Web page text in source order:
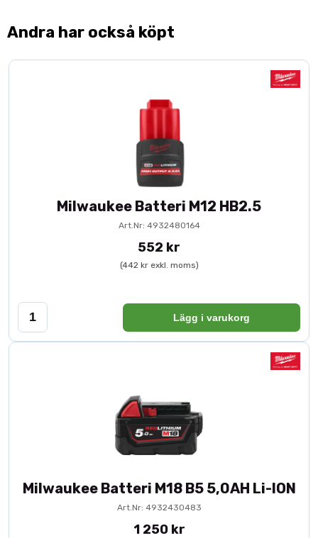
Andra har också köpt
Milwaukee Batteri M12 HB2.5
Art.Nr: 4932480164
552 kr
(442 kr exkl. moms)
Lägg i varukorg
Milwaukee Batteri M18 B5 5,0AH Li-ION
Art.Nr: 4932430483
1 250 kr